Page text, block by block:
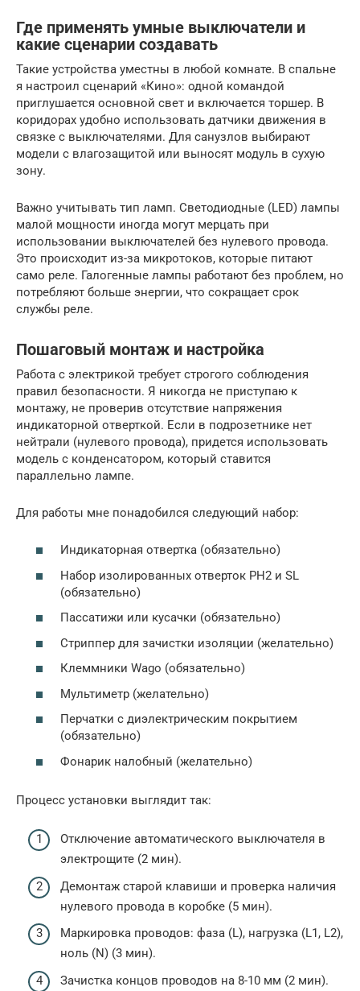
Где применять умные выключатели и
какие сценарии создавать
Такие устройства уместны в любой комнате. В спальне
я настроил сценарий «Кино»: одной командой
приглушается основной свет и включается торшер. В
коридорах удобно использовать датчики движения в
связке с выключателями. Для санузлов выбирают
модели с влагозащитой или выносят модуль в сухую
зону.
Важно учитывать тип ламп. Светодиодные (LED) лампы
малой мощности иногда могут мерцать при
использовании выключателей без нулевого провода.
Это происходит из-за микротоков, которые питают
само реле. Галогенные лампы работают без проблем, но
потребляют больше энергии, что сокращает срок
службы реле.
Пошаговый монтаж и настройка
Работа с электрикой требует строгого соблюдения
правил безопасности. Я никогда не приступаю к
монтажу, не проверив отсутствие напряжения
индикаторной отверткой. Если в подрозетнике нет
нейтрали (нулевого провода), придется использовать
модель с конденсатором, который ставится
параллельно лампе.
Для работы мне понадобился следующий набор:
Индикаторная отвертка (обязательно)
Набор изолированных отверток PH2 и SL
(обязательно)
Пассатижи или кусачки (обязательно)
Стриппер для зачистки изоляции (желательно)
Клеммники Wago (обязательно)
Мультиметр (желательно)
Перчатки с диэлектрическим покрытием
(обязательно)
Фонарик налобный (желательно)
Процесс установки выглядит так:
Отключение автоматического выключателя в
электрощите (2 мин).
Демонтаж старой клавиши и проверка наличия
нулевого провода в коробке (5 мин).
Маркировка проводов: фаза (L), нагрузка (L1, L2),
ноль (N) (3 мин).
Зачистка концов проводов на 8-10 мм (2 мин).